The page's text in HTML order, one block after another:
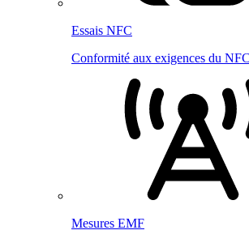
Essais NFC
Conformité aux exigences du
Mesures EMF